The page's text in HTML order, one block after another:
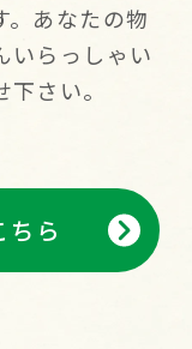
。あなたの物
いらっしゃい
さい。
ちら